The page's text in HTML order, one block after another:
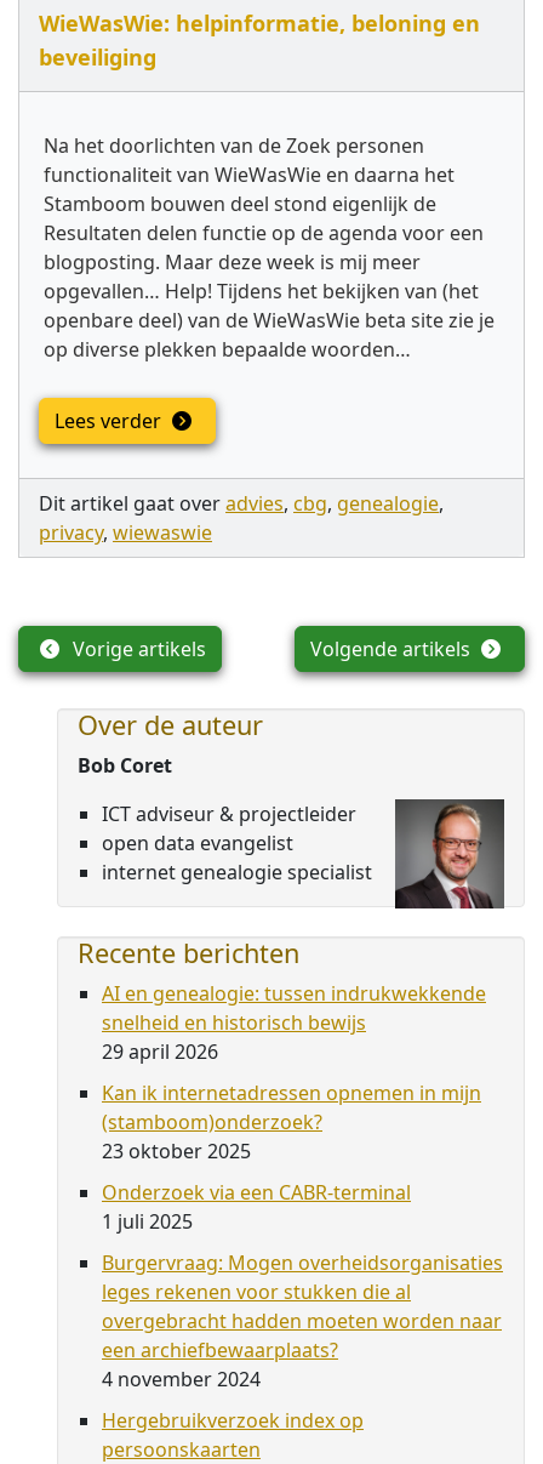
WieWasWie: helpinformatie, beloning en
beveiliging
Na het doorlichten van de Zoek personen
functionaliteit van WieWasWie en daarna het
Stamboom bouwen deel stond eigenlijk de
Resultaten delen functie op de agenda voor een
blogposting. Maar deze week is mij meer
opgevallen… Help! Tijdens het bekijken van (het
openbare deel) van de WieWasWie beta site zie je
op diverse plekken bepaalde woorden…
Lees verder
Dit artikel gaat overadvies, cbg, genealogie,
privacy, wiewaswie
Volgende artikels
Vorige artikels
Over de auteur
Bob Coret
ICT adviseur & projectleider
open data evangelist
internet genealogie specialist
Recente berichten
AI en genealogie: tussen indrukwekkende
snelheid en historisch bewijs
29 april 2026
Kan ik internetadressen opnemen in mijn
(stamboom)onderzoek?
23 oktober 2025
Onderzoek via een CABR-terminal
1 juli 2025
Burgervraag: Mogen overheidsorganisaties
leges rekenen voor stukken die al
overgebracht hadden moeten worden naar
een archiefbewaarplaats?
4 november 2024
Hergebruikverzoek index op
persoonskaarten